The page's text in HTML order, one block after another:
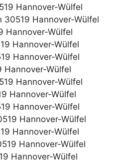
Hannover-Wülfel
30519 Hannover-Wülfel
Hannover-Wülfel
Hannover-Wülfel
Hannover-Wülfel
Hannover-Wülfel
Hannover-Wülfel
Hannover-Wülfel
Hannover-Wülfel
Hannover-Wülfel
Hannover-Wülfel
Hannover-Wülfel
Hannover-Wülfel